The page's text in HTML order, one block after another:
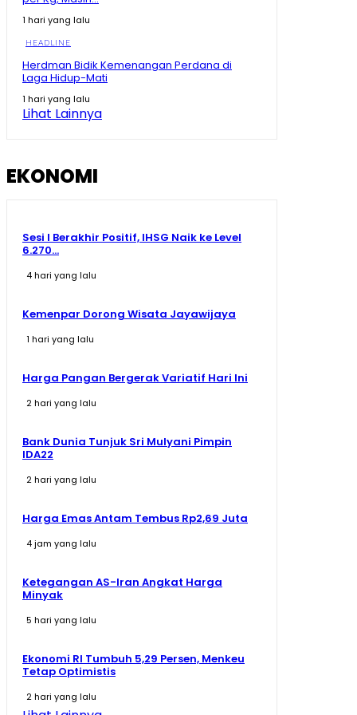
Detik-Detik Prabowo Uji Temuan Periset! Dibanting
Kepala BRIN Beberkan Pengembangan Teknologi
Nuklir RI di Hadapan Prabowo
Prabowo Blak-blakan! Kenyataan Pendidikan RI
1 hari yang lalu
HEADLINE
Herdman Bidik Kemenangan Perdana di
Laga Hidup-Mati
1 hari yang lalu
Lihat Lainnya
EKONOMI
Sesi I Berakhir Positif, IHSG Naik ke Level
6.270...
4 hari yang lalu
Kemenpar Dorong Wisata Jayawijaya
1 hari yang lalu
Harga Pangan Bergerak Variatif Hari Ini
2 hari yang lalu
Bank Dunia Tunjuk Sri Mulyani Pimpin
IDA22
2 hari yang lalu
Harga Emas Antam Tembus Rp2,69 Juta
4 jam yang lalu
Ketegangan AS-Iran Angkat Harga
Minyak
5 hari yang lalu
Ekonomi RI Tumbuh 5,29 Persen, Menkeu
Tetap Optimistis
2 hari yang lalu